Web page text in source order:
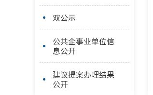
双公示
公共企事业单位信
息公开
建议提案办理结果
公开